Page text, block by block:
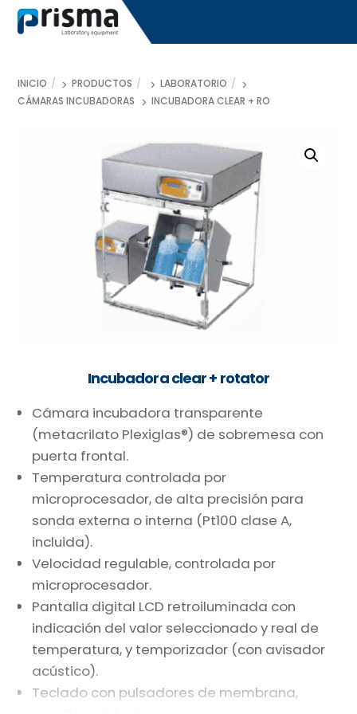
Skip
INICIO PRODUCTOS
LABORATORIO
CÁMARAS INCUBADORAS
INCUBADORA CLEAR + ROTATOR
Incubadora clear + rotator
Cámara incubadora transparente
(metacrilato Plexiglas®) de sobremesa con
puerta frontal.
Temperatura controlada por
microprocesador, de alta precisión para
sonda externa o interna (Pt100 clase A,
incluida).
Velocidad regulable, controlada por
microprocesador.
Pantalla digital LCD retroiluminada con
indicación del valor seleccionado y real de
temperatura, y temporizador (con avisador
acústico).
Teclado con pulsadores de membrana,